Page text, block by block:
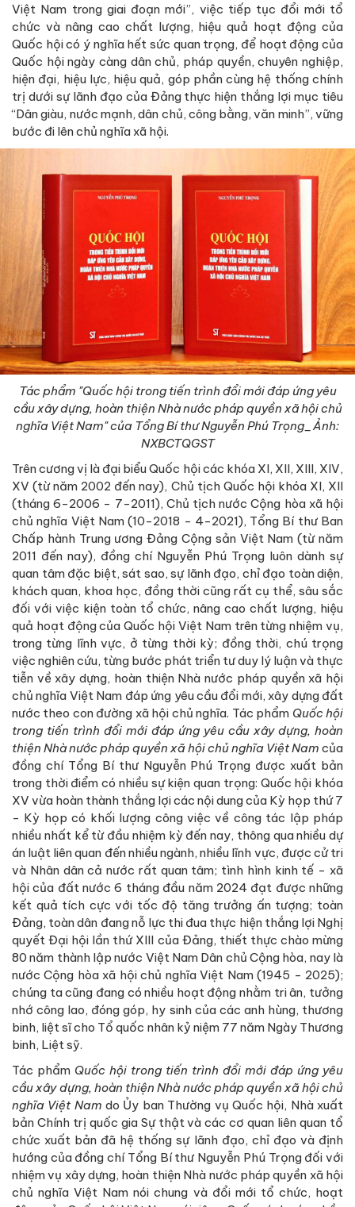
Việt Nam trong giai đoạn mới”, việc tiếp tục đổi mới tổ
chức và nâng cao chất lượng, hiệu quả hoạt động của
Quốc hội có ý nghĩa hết sức quan trọng, để hoạt động của
Quốc hội ngày càng dân chủ, pháp quyền, chuyên nghiệp,
hiện đại, hiệu lực, hiệu quả, góp phần cùng hệ thống chính
trị dưới sự lãnh đạo của Đảng thực hiện thắng lợi mục tiêu
“Dân giàu, nước mạnh, dân chủ, công bằng, văn minh”, vững
bước đi lên chủ nghĩa xã hội.
Tác phẩm "Quốc hội trong tiến trình đổi mới đáp ứng yêu
cầu xây dựng, hoàn thiện Nhà nước pháp quyền xã hội chủ
nghĩa Việt Nam" của Tổng Bí thư Nguyễn Phú Trọng_Ảnh:
NXBCTQGST
Trên cương vị là đại biểu Quốc hội các khóa XI, XII, XIII, XIV,
XV (từ năm 2002 đến nay), Chủ tịch Quốc hội khóa XI, XII
(tháng 6-2006 - 7-2011), Chủ tịch nước Cộng hòa xã hội
chủ nghĩa Việt Nam (10-2018 - 4-2021), Tổng Bí thư Ban
Chấp hành Trung ương Đảng Cộng sản Việt Nam (từ năm
2011 đến nay), đồng chí Nguyễn Phú Trọng luôn dành sự
quan tâm đặc biệt, sát sao, sự lãnh đạo, chỉ đạo toàn diện,
khách quan, khoa học, đồng thời cũng rất cụ thể, sâu sắc
đối với việc kiện toàn tổ chức, nâng cao chất lượng, hiệu
quả hoạt động của Quốc hội Việt Nam trên từng nhiệm vụ,
trong từng lĩnh vực, ở từng thời kỳ; đồng thời, chú trọng
việc nghiên cứu, từng bước phát triển tư duy lý luận và thực
tiễn về xây dựng, hoàn thiện Nhà nước pháp quyền xã hội
chủ nghĩa Việt Nam đáp ứng yêu cầu đổi mới, xây dựng đất
nước theo con đường xã hội chủ nghĩa. Tác phẩm Quốc hội
trong tiến trình đổi mới đáp ứng yêu cầu xây dựng, hoàn
thiện Nhà nước pháp quyền xã hội chủ nghĩa Việt Nam của
đồng chí Tổng Bí thư Nguyễn Phú Trọng được xuất bản
trong thời điểm có nhiều sự kiện quan trọng: Quốc hội khóa
XV vừa hoàn thành thắng lợi các nội dung của Kỳ họp thứ 7
- Kỳ họp có khối lượng công việc về công tác lập pháp
nhiều nhất kể từ đầu nhiệm kỳ đến nay, thông qua nhiều dự
án luật liên quan đến nhiều ngành, nhiều lĩnh vực, được cử tri
và Nhân dân cả nước rất quan tâm; tình hình kinh tế - xã
hội của đất nước 6 tháng đầu năm 2024 đạt được những
kết quả tích cực với tốc độ tăng trưởng ấn tượng; toàn
Đảng, toàn dân đang nỗ lực thi đua thực hiện thắng lợi Nghị
quyết Đại hội lần thứ XIII của Đảng, thiết thực chào mừng
80 năm thành lập nước Việt Nam Dân chủ Cộng hòa, nay là
nước Cộng hòa xã hội chủ nghĩa Việt Nam (1945 - 2025);
chúng ta cũng đang có nhiều hoạt động nhằm tri ân, tưởng
nhớ công lao, đóng góp, hy sinh của các anh hùng, thương
binh, liệt sĩ cho Tổ quốc nhân kỷ niệm 77 năm Ngày Thương
binh, Liệt sỹ.
Tác phẩm Quốc hội trong tiến trình đổi mới đáp ứng yêu
cầu xây dựng, hoàn thiện Nhà nước pháp quyền xã hội chủ
nghĩa Việt Nam do Ủy ban Thường vụ Quốc hội, Nhà xuất
bản Chính trị quốc gia Sự thật và các cơ quan liên quan tổ
chức xuất bản đã hệ thống sự lãnh đạo, chỉ đạo và định
hướng của đồng chí Tổng Bí thư Nguyễn Phú Trọng đối với
nhiệm vụ xây dựng, hoàn thiện Nhà nước pháp quyền xã hội
chủ nghĩa Việt Nam nói chung và đổi mới tổ chức, hoạt